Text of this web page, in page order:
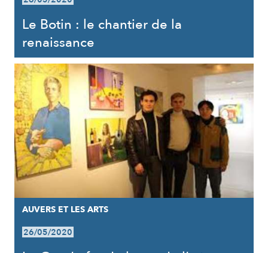
Le Botin : le chantier de la
renaissance
AUVERS ET LES ARTS
26/05/2020